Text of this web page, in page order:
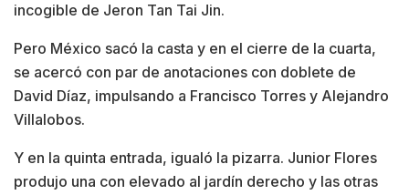
incogible de Jeron Tan Tai Jin.
Pero México sacó la casta y en el cierre de la cuarta,
se acercó con par de anotaciones con doblete de
David Díaz, impulsando a Francisco Torres y Alejandro
Villalobos.
Y en la quinta entrada, igualó la pizarra. Junior Flores
produjo una con elevado al jardín derecho y las otras